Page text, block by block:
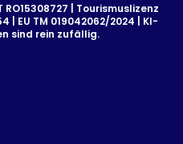
RO15308727 | Tourismuslizenz
| EU TM 019042062/2024 | KI-
sind rein zufällig.